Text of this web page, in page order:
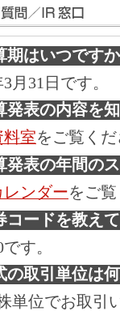
期はいつです
3月31日です。
発表の内容を
料室をご覧く
発表の年間の
レンダーをご
コードを教え
です。
の取引単位は
株単位でお取引